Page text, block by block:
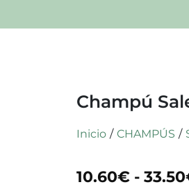
Champú
Inicio / CHAMPÚS /
10.60€ - 33.50